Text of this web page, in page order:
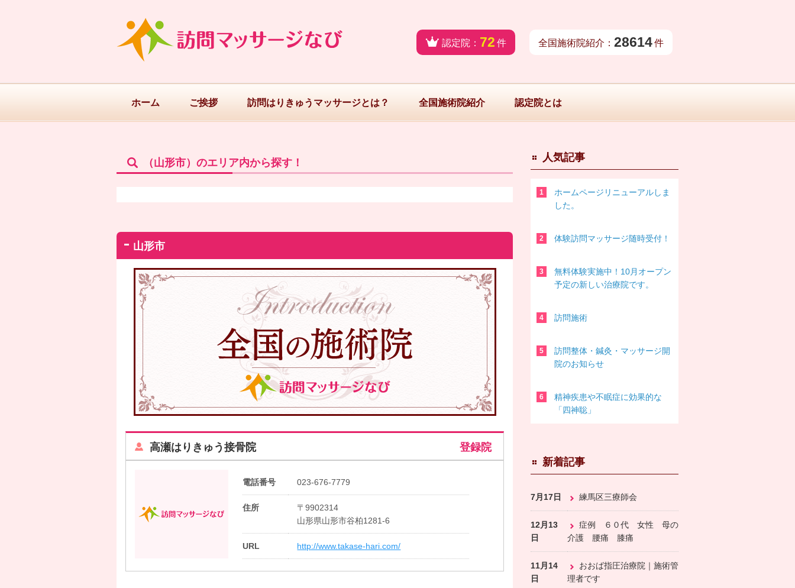
認定院： 72 件 全国施術院紹介： 28614件
ホーム ご挨拶 訪問はりきゅうマッサージとは？ 全国施術院紹介 認定院とは
（山形市）のエリア内から探す！
山形市
高瀬はりきゅう接骨院 登録院
電話番号 023-676-7779
住所
〒9902314
山形県山形市谷柏1281-6
URL http://www.takase-hari.com/
人気記事
ホームページリニューアルしま
した。
体験訪問マッサージ随時受付！
無料体験実施中！10月オープン
予定の新しい治療院です。
訪問施術
訪問整体・鍼灸・マッサージ開
院のお知らせ
精神疾患や不眠症に効果的な
「四神聡」
新着記事
7月17日 練馬区三療師会
12月13
日
症例 ６０代 女性 母の
介護 腰痛 膝痛
11月14
日
おおば指圧治療院｜施術管
理者です